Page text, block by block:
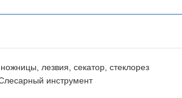
лезвия, секатор, стеклорез
инструмент